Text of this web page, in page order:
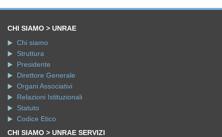
CHI SIAMO > UNRAE
Chi siamo
Struttura
Presidente
Direttore Generale
Organi Associativi
Relazioni Istituzionali
Statuto
Codice Etico
CHI SIAMO > UNRAE SERVIZI